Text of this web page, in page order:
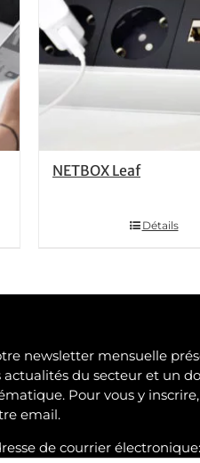
NETBOX Leaf
Détails
newsletter mensuelle
actualités du secteur et un
Pour vous y
email.
de courrier électronique: